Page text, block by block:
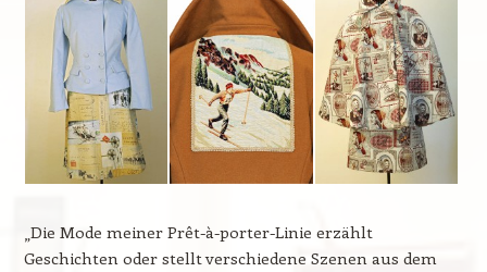
„Die Mode meiner Prêt-à-porter-Linie erzählt
Geschichten oder stellt verschiedene Szenen aus dem